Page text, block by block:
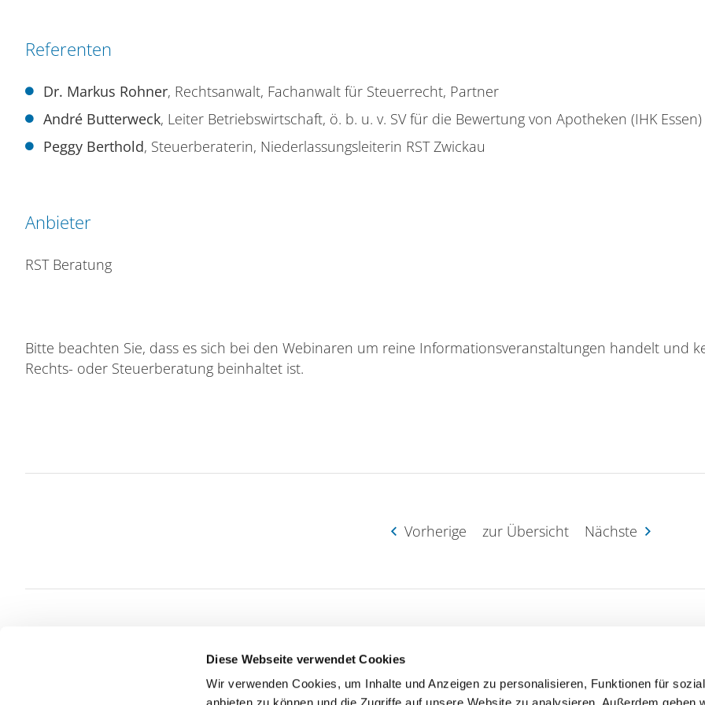
Diese Webseite verwendet Cookies
Wir verwenden Cookies, um Inhalte und Anzeigen zu personalisieren, Funktionen für
Referenten
Dr. Markus Rohner, Rechtsanwalt, Fachanwalt für Steuerrecht, Partner
André Butterweck, Leiter Betriebswirtschaft, ö. b. u. v. SV für die Bewertung von Apotheken (IHK Essen)
Peggy Berthold, Steuerberaterin, Niederlassungsleiterin RST Zwickau
Anbieter
RST Beratung
Bitte beachten Sie, dass es sich bei den Webinaren um reine Informationsveranstaltungen handelt und
Rechts- oder Steuerberatung beinhaltet ist.
Vorherige zur Übersicht Nächste
Stammsitz Essen